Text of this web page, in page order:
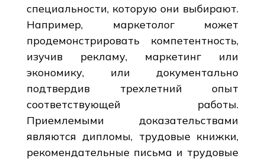
специальности, которую они выбирают.
Например, маркетолог может
продемонстрировать компетентность,
изучив рекламу, маркетинг или
экономику, или документально
подтвердив трехлетний опыт
соответствующей работы.
Приемлемыми доказательствами
являются дипломы, трудовые книжки,
рекомендательные письма и трудовые